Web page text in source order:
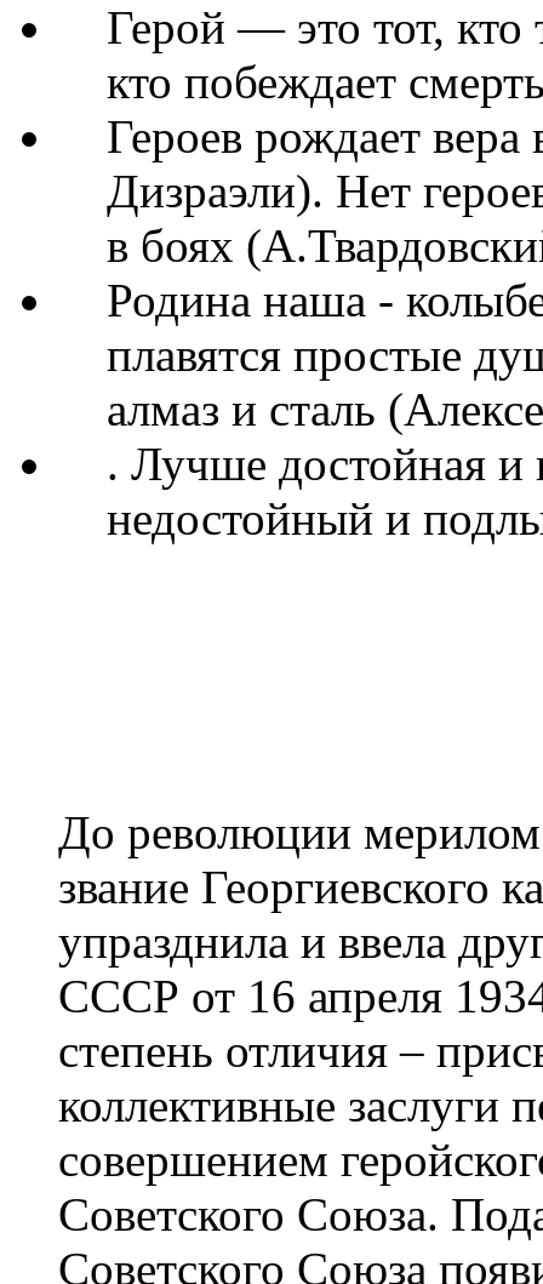
Герой — это тот, кто
кто побеждает
Героев рождает
Дизраэли). Нет
в боях
Родина наша -
плавятся простые
алмаз и сталь
. Лучше достойная и
недостойный и
До революции мерилом
звание Георгиевского
упразднила и ввела
СССР от 16 апреля
степень отличия –
коллективные заслуги
совершением
Советского Союза.
Советского Союза